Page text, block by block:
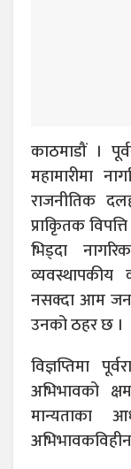
काठमाडौं ।
महामारीमा
राजनीतिक
प्राकृितक
भिड्दा
व्यवस्थापकीय
नसक्दा आम
उनको ठहर छ ।
विज्ञप्तिमा
अभिभावको
मान्यताका